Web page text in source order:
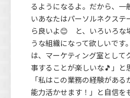
るようになるよ。だから、一
いあなたはパーソルネクステ
ら良いよ😊 と、いろいろな
うな組織になって欲しいです
は、マーケティング室として
事することが楽しいな🎵」と
「私はこの業務の経験があ
能力活かせます！」と自信を